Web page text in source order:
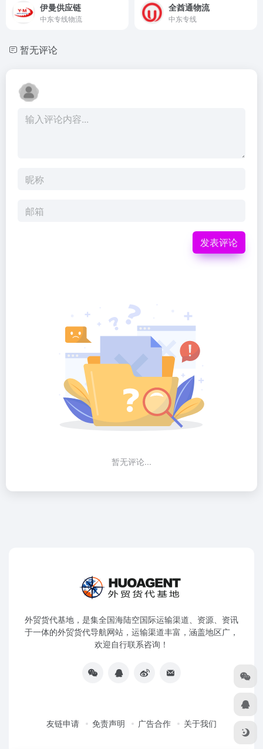
伊曼供应链
中东专线物流
全酋通物流
中东专线
暂无评论
发表评论
暂无评论...
外贸货代基地，是集全国海陆空国际运输渠道、资源、资讯
于一体的外贸货代导航网站，运输渠道丰富，涵盖地区广，
欢迎自行联系咨询！
友链申请 免责声明 广告合作 关于我们